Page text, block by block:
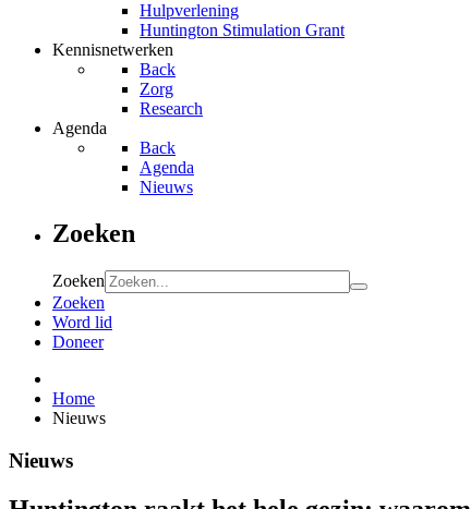
Hulpverlening
Huntington Stimulation Grant
Kennisnetwerken
Back
Zorg
Research
Agenda
Back
Agenda
Nieuws
Zoeken
Zoeken
Zoeken
Word lid
Doneer
Home
Nieuws
Nieuws